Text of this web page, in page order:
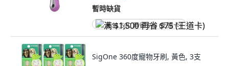
暫時缺貨
满 $1,500 再省 $75 (王道卡)
SigOne 360度寵物牙刷, 黃色, 3支